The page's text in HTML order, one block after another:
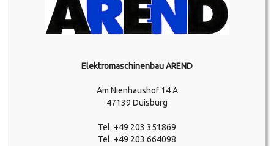
Elektromaschinenbau AREND
Am Nienhaushof 14 A
47139 Duisburg
Tel. +49 203 351869
Tel. +49 203 664098